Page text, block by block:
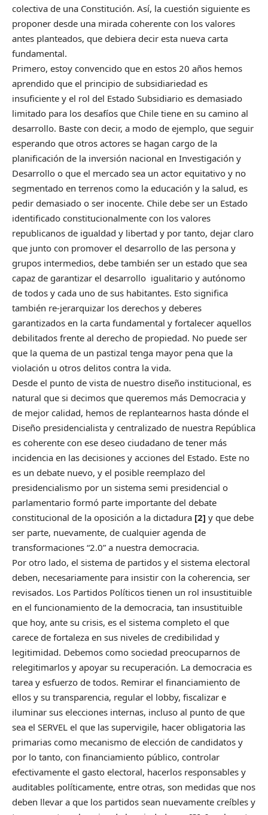
colectiva de una Constitución. Así, la cuestión siguiente es
proponer desde una mirada coherente con los valores
antes planteados, que debiera decir esta nueva carta
fundamental.
Primero, estoy convencido que en estos 20 años hemos
aprendido que el principio de subsidiariedad es
insuficiente y el rol del Estado Subsidiario es demasiado
limitado para los desafíos que Chile tiene en su camino al
desarrollo. Baste con decir, a modo de ejemplo, que seguir
esperando que otros actores se hagan cargo de la
planificación de la inversión nacional en Investigación y
Desarrollo o que el mercado sea un actor equitativo y no
segmentado en terrenos como la educación y la salud, es
pedir demasiado o ser inocente. Chile debe ser un Estado
identificado constitucionalmente con los valores
republicanos de igualdad y libertad y por tanto, dejar claro
que junto con promover el desarrollo de las persona y
grupos intermedios, debe también ser un estado que sea
capaz de garantizar el desarrollo igualitario y autónomo
de todos y cada uno de sus habitantes. Esto significa
también re-jerarquizar los derechos y deberes
garantizados en la carta fundamental y fortalecer aquellos
debilitados frente al derecho de propiedad. No puede ser
que la quema de un pastizal tenga mayor pena que la
violación u otros delitos contra la vida.
Desde el punto de vista de nuestro diseño institucional, es
natural que si decimos que queremos más Democracia y
de mejor calidad, hemos de replantearnos hasta dónde el
Diseño presidencialista y centralizado de nuestra República
es coherente con ese deseo ciudadano de tener más
incidencia en las decisiones y acciones del Estado. Este no
es un debate nuevo, y el posible reemplazo del
presidencialismo por un sistema semi presidencial o
parlamentario formó parte importante del debate
constitucional de la oposición a la dictadura [2] y que debe
ser parte, nuevamente, de cualquier agenda de
transformaciones “2.0” a nuestra democracia.
Por otro lado, el sistema de partidos y el sistema electoral
deben, necesariamente para insistir con la coherencia, ser
revisados. Los Partidos Políticos tienen un rol insustituible
en el funcionamiento de la democracia, tan insustituible
que hoy, ante su crisis, es el sistema completo el que
carece de fortaleza en sus niveles de credibilidad y
legitimidad. Debemos como sociedad preocuparnos de
relegitimarlos y apoyar su recuperación. La democracia es
tarea y esfuerzo de todos. Remirar el financiamiento de
ellos y su transparencia, regular el lobby, fiscalizar e
iluminar sus elecciones internas, incluso al punto de que
sea el SERVEL el que las supervigile, hacer obligatoria las
primarias como mecanismo de elección de candidatos y
por lo tanto, con financiamiento público, controlar
efectivamente el gasto electoral, hacerlos responsables y
auditables políticamente, entre otras, son medidas que nos
deben llevar a que los partidos sean nuevamente creíbles y